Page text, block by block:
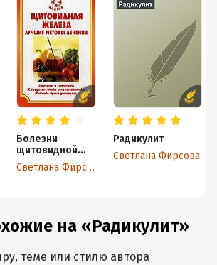
Болезни
щитовидной
железы
Светлана Фирсова
Радикулит
Светлана Фирсова
на «Радикулит»
теме или стилю автора